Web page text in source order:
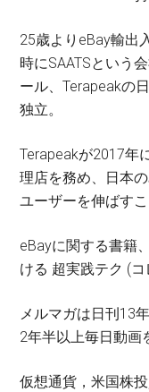
25歳よりeBay輸出
時にSAATSという
ール、Terapeakの
独立。
Terapeakが2017年
理店を務め、日本
ユーザーを伸ばすこ
eBayに関する書籍
ける 超実践テク (コ
メルマガは日刊13
2年半以上毎日動画
仮想通貨，米国株